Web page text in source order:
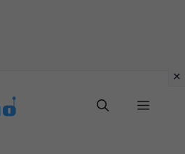
Menu